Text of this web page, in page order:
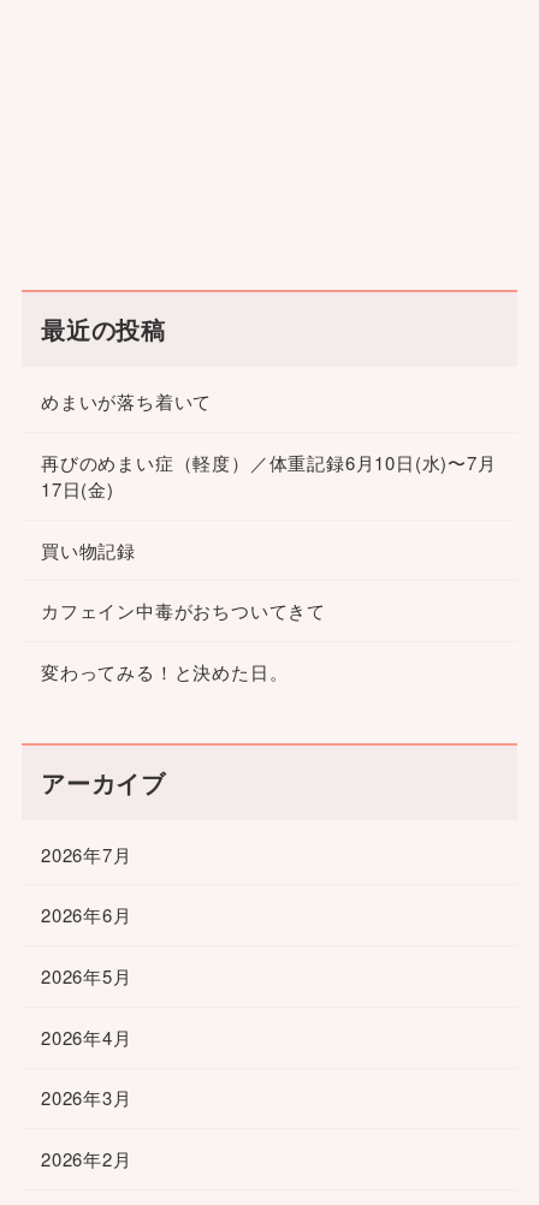
最近の投稿
めまいが落ち着いて
再びのめまい症（軽度）／体重記録6月10日(水)〜7月
17日(金)
買い物記録
カフェイン中毒がおちついてきて
変わってみる！と決めた日。
アーカイブ
2026年7月
2026年6月
2026年5月
2026年4月
2026年3月
2026年2月